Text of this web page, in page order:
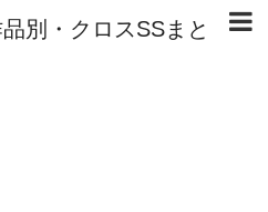
別・クロスSSまと